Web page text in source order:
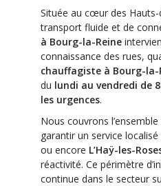
Située au cœur des Hauts-
transport fluide et de
à Bourg-la-Reine
connaissance des rues,
chauffagiste à Bourg-la-
du lundi au vendredi de
les urgences.
Nous couvrons
garantir un service
ou encore L’Haÿ-les-
réactivité. Ce périmètre
continue dans le secteur